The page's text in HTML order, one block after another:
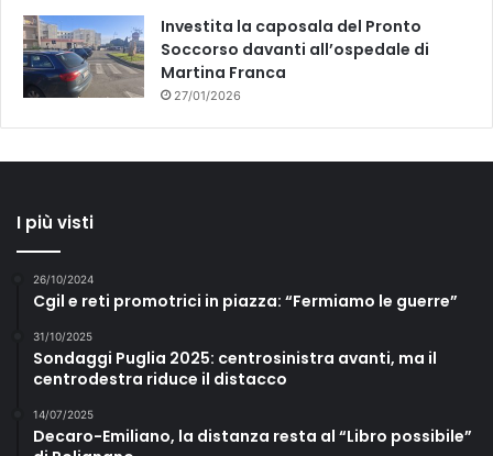
Investita la caposala del Pronto
Soccorso davanti all’ospedale di
Martina Franca
27/01/2026
I più visti
26/10/2024
Cgil e reti promotrici in piazza: “Fermiamo le guerre”
31/10/2025
Sondaggi Puglia 2025: centrosinistra avanti, ma il
centrodestra riduce il distacco
14/07/2025
Decaro-Emiliano, la distanza resta al “Libro possibile”